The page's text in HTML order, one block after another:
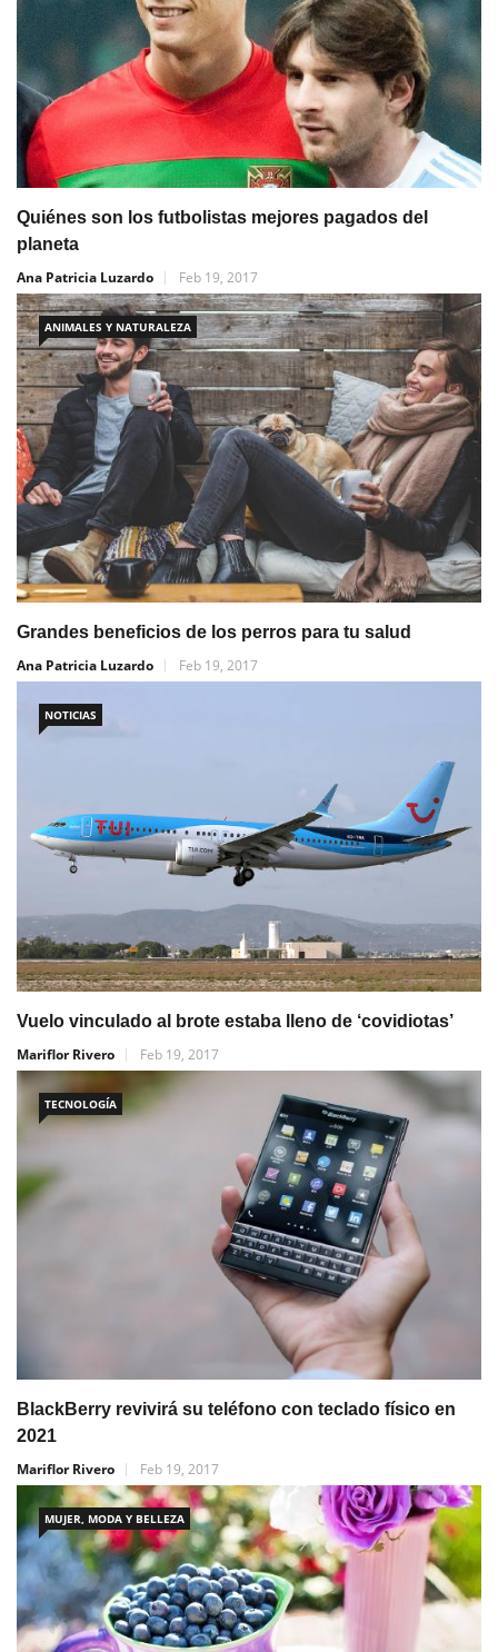
Quiénes son los futbolistas mejores pagados del
planeta
Ana Patricia Luzardo
Feb 19, 2017
ANIMALES Y NATURALEZA
Grandes beneficios de los perros para tu salud
Ana Patricia Luzardo
Feb 19, 2017
NOTICIAS
Vuelo vinculado al brote estaba lleno de ‘covidiotas’
Mariflor Rivero
Feb 19, 2017
TECNOLOGÍA
BlackBerry revivirá su teléfono con teclado físico en
2021
Mariflor Rivero
Feb 19, 2017
MUJER, MODA Y BELLEZA